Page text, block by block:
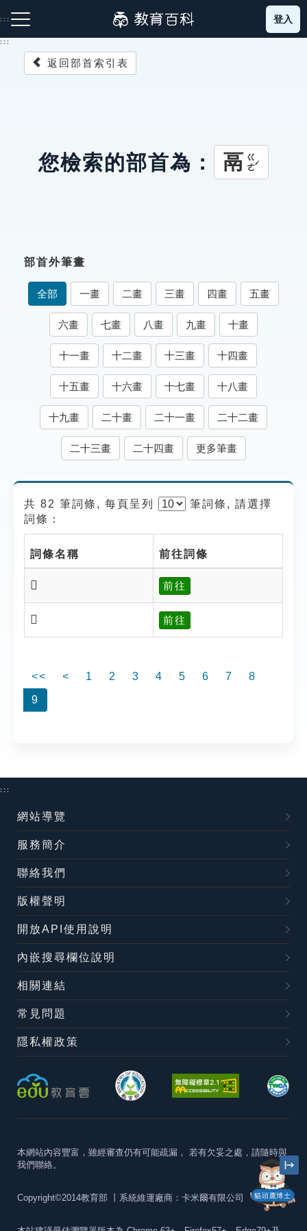
到
主
:::
成語故事
索引選單
知識索引
單字索引
生命大百科索引
遊戲專區
貓頭鷹博士
登入
:::
返回部首索引表
您檢索的部首為： 鬲 ㄍㄜˊ
部首外筆畫
全部 一畫 二畫 三畫 四畫 五畫
六畫 七畫 八畫 九畫 十畫
十一畫 十二畫 十三畫 十四畫
十五畫 十六畫 十七畫 十八畫
十九畫 二十畫 二十一畫 二十二畫
二十三畫 二十四畫 更多筆畫
共 82 筆詞條, 每頁呈列 筆詞條, 請選擇
詞條：
詞條名稱 前往詞條
𩱷 前往
𩱸 前往
<< < 1 2 3 4 5 6 7
8
9
貓頭鷹博士
:::
網站導覽
服務簡介
聯絡我們
版權聲明
開放API使用說明
內嵌搜尋欄位說明
相關連結
常見問題
隱私權政策
本網站內容豐富，雖經審查仍有可能疏漏， 若有欠妥之處，請隨時與
我們聯絡。
Copyright©2014教育部 丨系統維運廠商：卡米爾有限公司